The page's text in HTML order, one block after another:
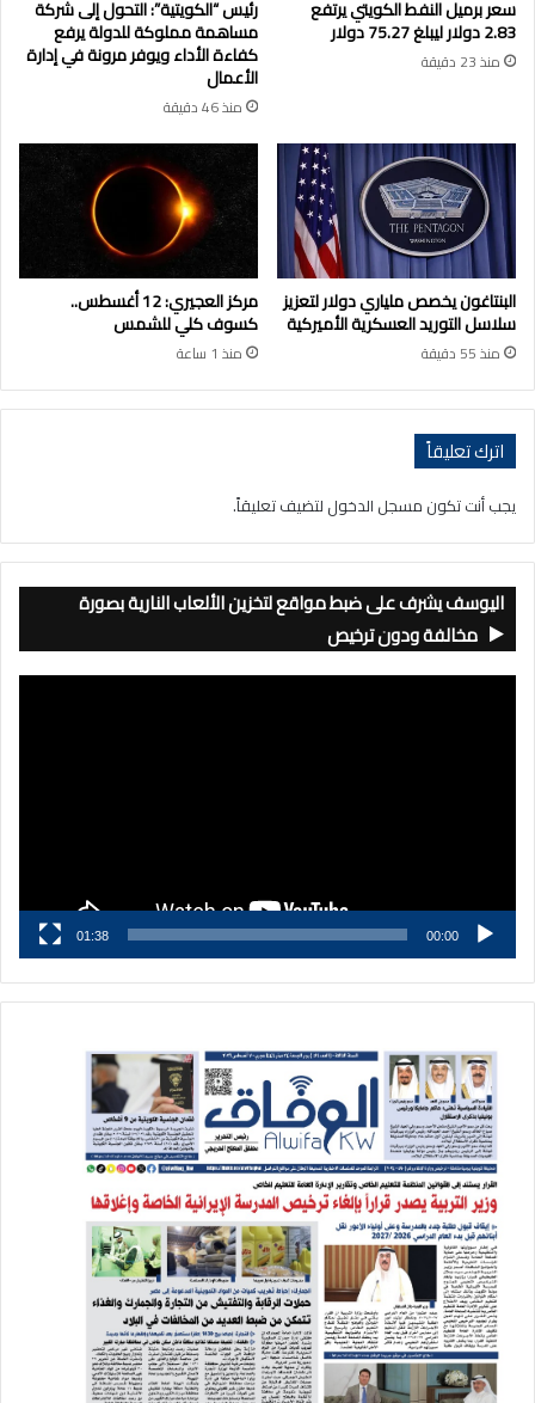
سعر برميل النفط الكويتي يرتفع
2.83 دولار ليبلغ 75.27 دولار
منذ 23 دقيقة
رئيس “الكويتية”: التحول إلى شركة
مساهمة مملوكة للدولة يرفع
كفاءة الأداء ويوفر مرونة في إدارة
الأعمال
منذ 46 دقيقة
البنتاغون يخصص ملياري دولار لتعزيز
سلاسل التوريد العسكرية الأميركية
منذ 55 دقيقة
مركز العجيري: 12 أغسطس..
كسوف كلي للشمس
منذ 1 ساعة
اترك تعليقاً
يجب أنت تكون مسجل الدخول لتضيف تعليقاً.
اليوسف يشرف على ضبط مواقع لتخزين الألعاب النارية بصورة
مخالفة ودون ترخيص
00:00
01:38